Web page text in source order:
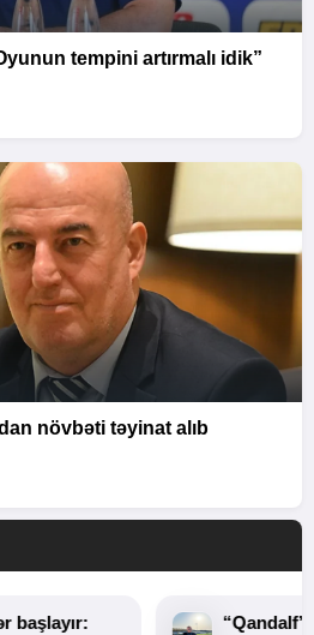
tempini artırmalı idik”
növbəti təyinat alıb
başlayır: